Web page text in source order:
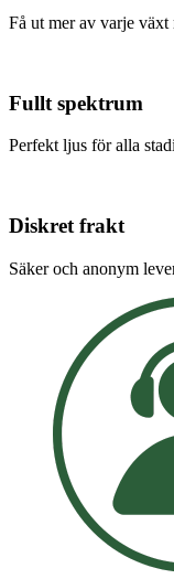
Få ut mer av varje växt
Fullt spektrum
Perfekt ljus för alla
Diskret frakt
Säker och anonym